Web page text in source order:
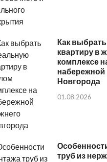
Как
квартиру в
комплексе
Новгорода
01.08.2026
труб из